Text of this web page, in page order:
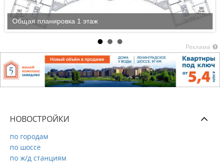
Общая планировка 1 этаж
Реклама
НОВОСТРОЙКИ
по городам
по шоссе
по ж/д станциям